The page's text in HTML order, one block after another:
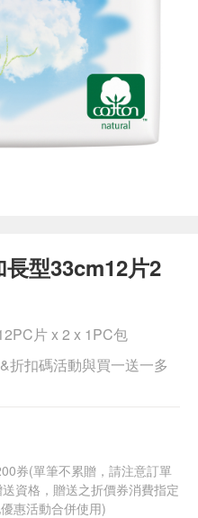
型33cm12片2
片 x 2 x 1PC包
折扣碼活動與買一送一多
券(單筆不累贈，請注意訂單
資格，贈送之折價券消費指定
惠活動合併使用)